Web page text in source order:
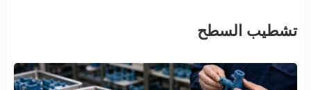
تشطيب السطح